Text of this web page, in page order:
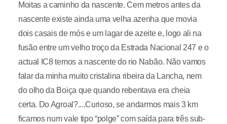
Moitas a caminho da nascente. Cem metros antes da
nascente existe ainda uma velha azenha que movia
dois casais de mós e um lagar de azeite e, logo ali na
fusão entre um velho troço da Estrada Nacional 247 e o
actual IC8 temos a nascente do rio Nabão. Não vamos
falar da minha muito cristalina ribeira da Lancha, nem
do olho da Boiça que quando rebentava era cheia
certa. Do Agroal?....Curioso, se andarmos mais 3 km
ficamos num vale tipo “polge” com saída para três sub-